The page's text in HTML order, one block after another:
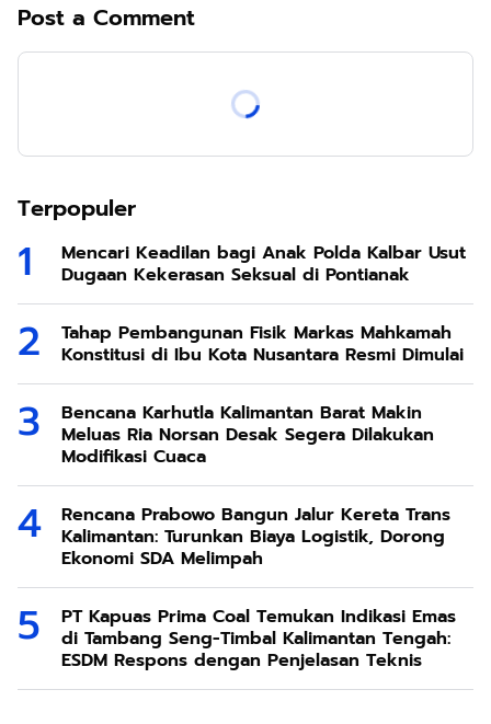
Post a Comment
Terpopuler
Mencari Keadilan bagi Anak Polda Kalbar Usut
Dugaan Kekerasan Seksual di Pontianak
Tahap Pembangunan Fisik Markas Mahkamah
Konstitusi di Ibu Kota Nusantara Resmi Dimulai
Bencana Karhutla Kalimantan Barat Makin
Meluas Ria Norsan Desak Segera Dilakukan
Modifikasi Cuaca
Rencana Prabowo Bangun Jalur Kereta Trans
Kalimantan: Turunkan Biaya Logistik, Dorong
Ekonomi SDA Melimpah
PT Kapuas Prima Coal Temukan Indikasi Emas
di Tambang Seng-Timbal Kalimantan Tengah:
ESDM Respons dengan Penjelasan Teknis